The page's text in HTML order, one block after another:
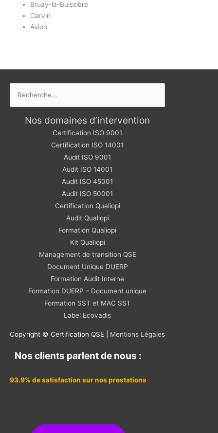
Bruay-la-Buissière
Carvin
Avion
Nos domaines d’intervention
Certification ISO 9001
Certification ISO 14001
Audit ISO 9001
Audit ISO 14001
Audit ISO 45001
Audit ISO 50001
Certification Qualiopi
Audit Qualiopi
Formation Qualiopi
Kit Qualiopi
Management de transition QSE
Document Unique DUERP
Formation Audit Interne
Formation DUERP – Document unique
Formation SST et MAC SST
Label Ecovadis
Copyright © Certification QSE | Mentions Légales
Nos clients parlent de nous :
93.9% de satisfaction sur nos prestations